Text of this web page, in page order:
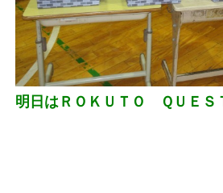
明日はＲＯＫＵＴＯ ＱＵＥＳ